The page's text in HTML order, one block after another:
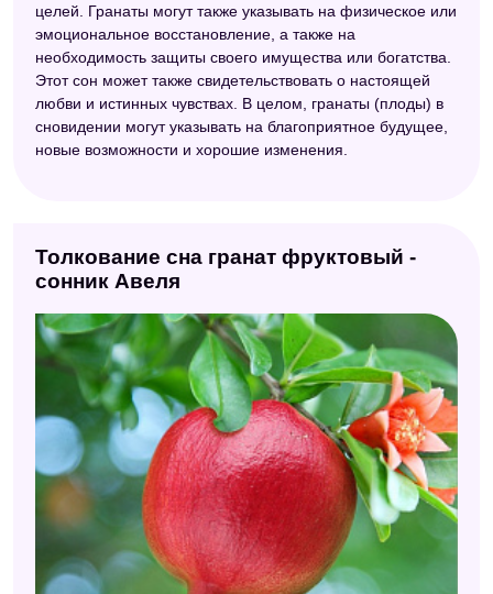
целей. Гранаты могут также указывать на физическое или
эмоциональное восстановление, а также на
необходимость защиты своего имущества или богатства.
Этот сон может также свидетельствовать о настоящей
любви и истинных чувствах. В целом, гранаты (плоды) в
сновидении могут указывать на благоприятное будущее,
новые возможности и хорошие изменения.
Толкование сна гранат фруктовый -
сонник Авеля